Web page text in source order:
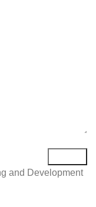
and Development